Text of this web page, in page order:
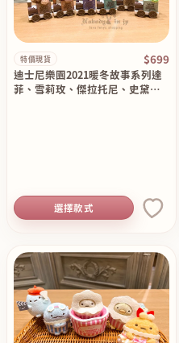
特價現貨 $699
迪士尼樂園2021暖冬故事系列達
菲、雪莉玫、傑拉托尼、史黛拉
選擇款式